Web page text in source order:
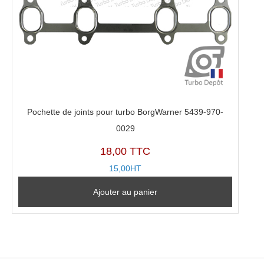
Pochette de joints pour turbo BorgWarner 5439-970-
0029
18,00 TTC
15,00HT
Ajouter au panier